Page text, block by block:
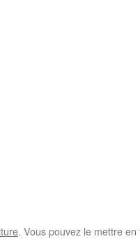
. Vous pouvez le mettre